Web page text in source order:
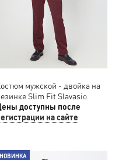
мужской - двойка на
Slim Fit Slavasio
03доступны после
на сайте
НОВИНКА